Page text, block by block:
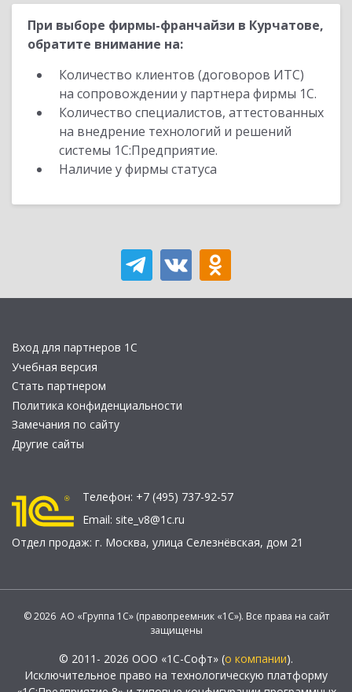
При выборе фирмы-франчайзи в Курчатове,
обратите внимание на:
Количество клиентов (договоров ИТС)
на сопровождении у партнера фирмы 1С.
Количество специалистов, аттестованных
на внедрение технологий и решений
системы 1С:Предприятие.
Наличие у фирмы статуса
Вход для партнеров 1С
Учебная версия
Стать партнером
Политика конфиденциальности
Замечания по сайту
Другие сайты
Телефон: +7 (495) 737-92-57
Email: site_v8@1c.ru
Отдел продаж: г. Москва, улица Селезнёвская, дом 21
© 2026 АО «Группа 1С» (правопреемник «1С»). Все права на сайт
защищены
© 2011- 2026 ООО «1С-Софт» (о компании).
Исключительное право на технологическую платформу